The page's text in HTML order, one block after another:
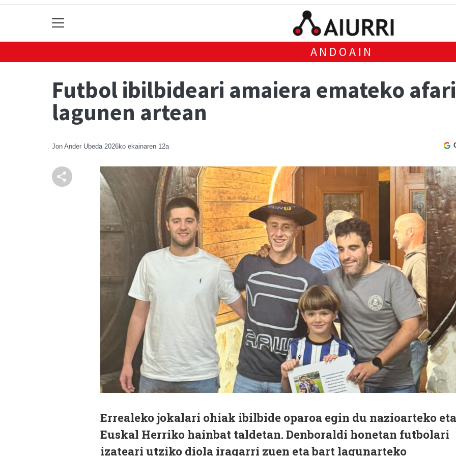
ANDOAIN
Futbol ibilbideari amaiera emateko
lagunen artean
Jon Ander Ubeda 2026ko ekainaren 12a
Errealeko jokalari ohiak ibilbide oparoa egin du nazioarteko eta
Euskal Herriko hainbat taldetan. Denboraldi honetan futbolari
izateari utziko diola iragarri zuen eta bart lagunarteko